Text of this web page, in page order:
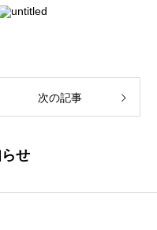
次の記事
せ